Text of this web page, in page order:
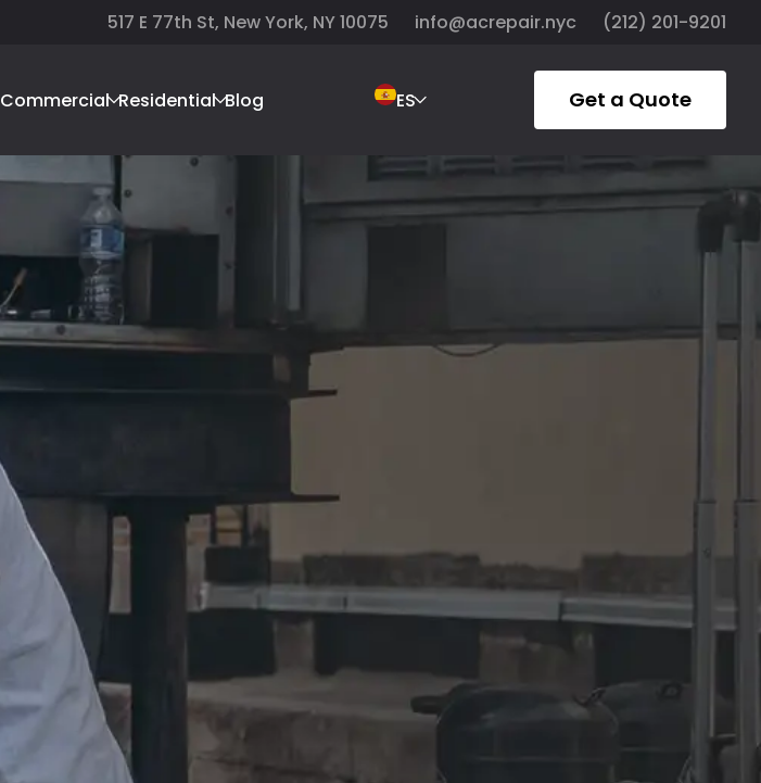
517 E 77th St, New York, NY 10075 info@acrepair.nyc (212) 201-9201
Commercial Residential Blog ES Get a Quote